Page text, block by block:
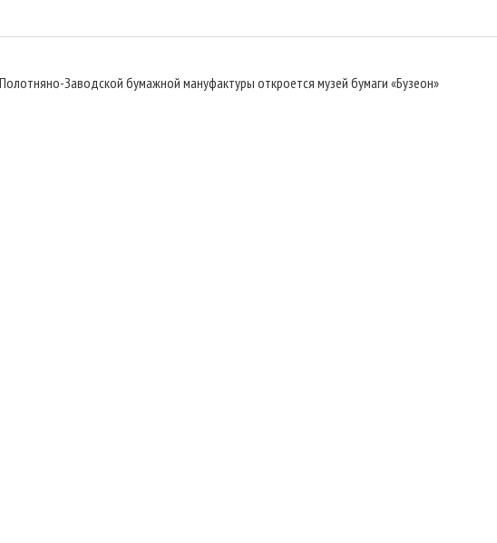
Заводской бумажной мануфактуры откроется музей бумаги «Бузеон»